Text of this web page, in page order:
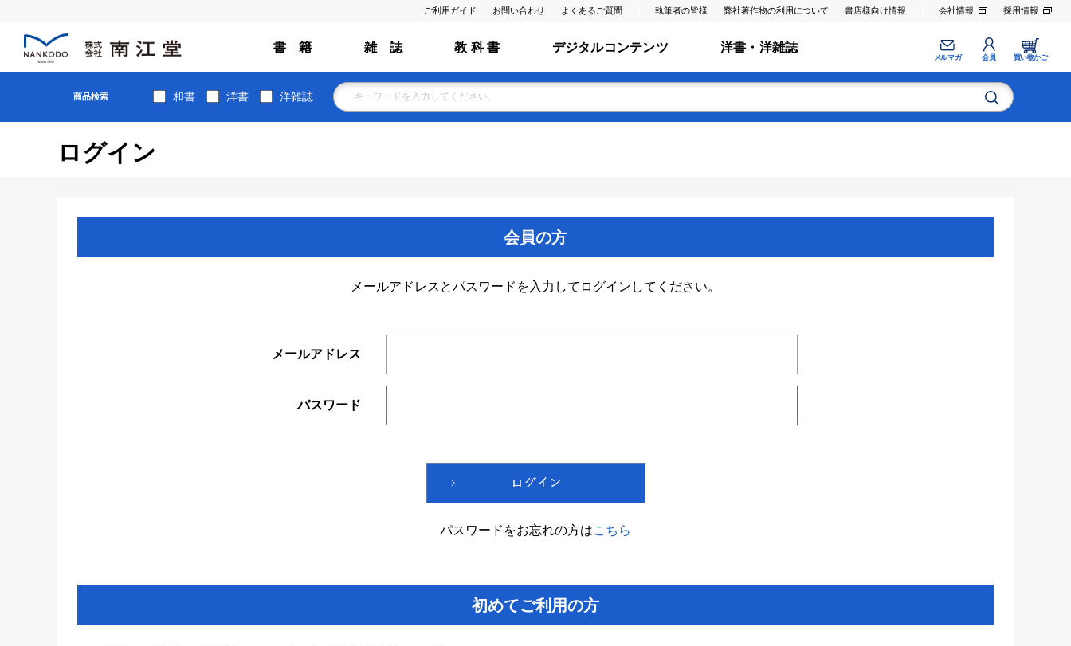
ご利用ガイド お問い合わせ よくあるご質問 執筆者の皆様 弊社著作物の利用について 書店様向け情報 会社情報 採用情報
書 籍 雑 誌 教 科 書 デジタルコンテンツ 洋書・洋雑誌
メルマガ 会員 買い物かご
商品検索 和書 洋書 洋雑誌
ログイン
会員の方
メールアドレスとパスワードを入力してログインしてください。
メールアドレス
パスワード
パスワードをお忘れの方はこちら
初めてご利用の方